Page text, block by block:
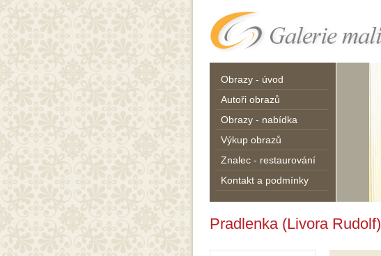
Obrazy - úvod
Autoři obrazů
Obrazy - nabídka
Výkup obrazů
Znalec - restaurování
Kontakt a podmínky
Pradlenka (Livora Rudolf)